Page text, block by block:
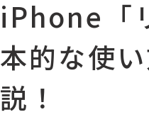
iPhone「
本的な使
説！